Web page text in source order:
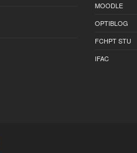
MOODLE
OPTIBLOG
FCHPT STU
IFAC